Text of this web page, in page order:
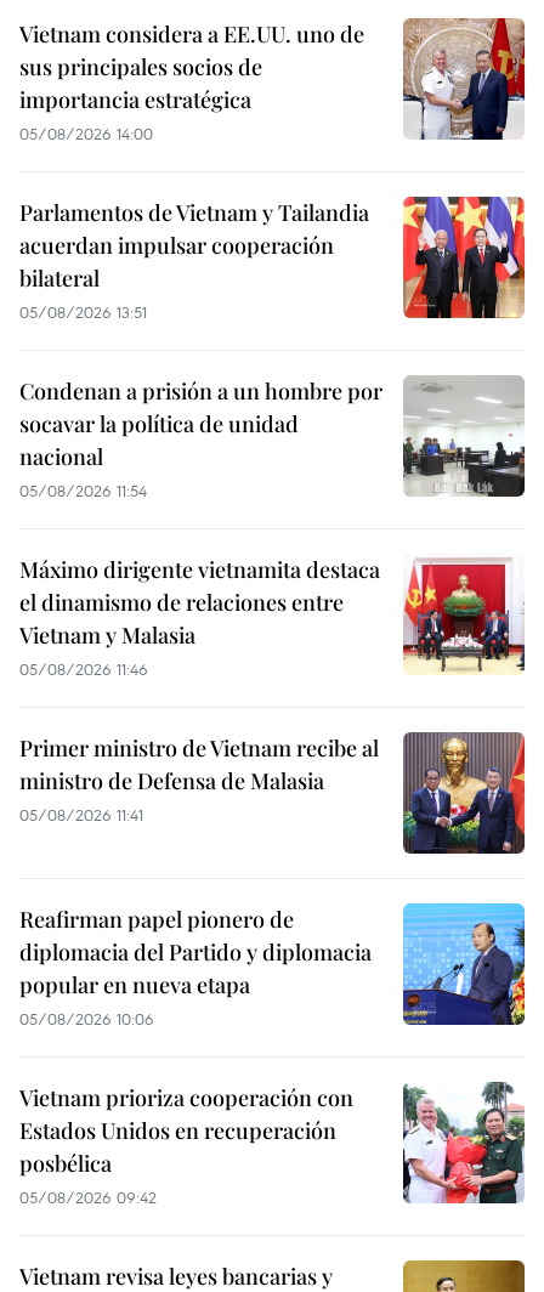
Vietnam considera a EE.UU. uno de
sus principales socios de
importancia estratégica
05/08/2026 14:00
Parlamentos de Vietnam y Tailandia
acuerdan impulsar cooperación
bilateral
05/08/2026 13:51
Condenan a prisión a un hombre por
socavar la política de unidad
nacional
05/08/2026 11:54
Máximo dirigente vietnamita destaca
el dinamismo de relaciones entre
Vietnam y Malasia
05/08/2026 11:46
Primer ministro de Vietnam recibe al
ministro de Defensa de Malasia
05/08/2026 11:41
Reafirman papel pionero de
diplomacia del Partido y diplomacia
popular en nueva etapa
05/08/2026 10:06
Vietnam prioriza cooperación con
Estados Unidos en recuperación
posbélica
05/08/2026 09:42
Vietnam revisa leyes bancarias y